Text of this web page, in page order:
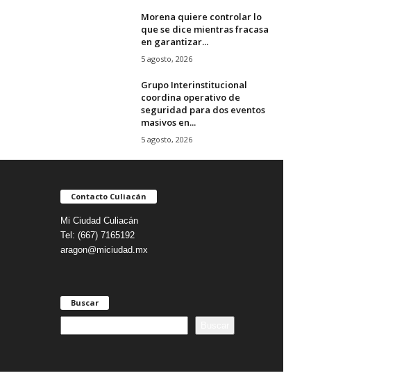
Morena quiere controlar lo
que se dice mientras fracasa
en garantizar...
5 agosto, 2026
Grupo Interinstitucional
coordina operativo de
seguridad para dos eventos
masivos en...
5 agosto, 2026
Contacto Culiacán
Mi Ciudad Culiacán
Tel: (667) 7165192
aragon@miciudad.mx
Buscar
u